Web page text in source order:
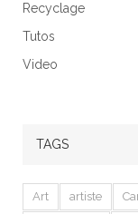
Recyclage
Tutos
Video
TAGS
Art artiste